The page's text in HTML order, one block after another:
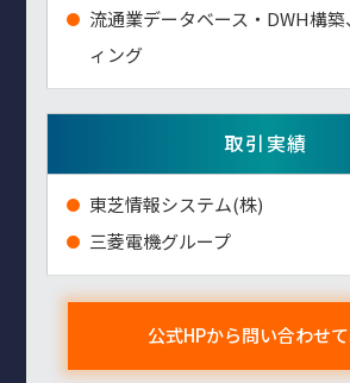
流通業データベース・DWH構
ィング
取引実績
東芝情報システム(株)
三菱電機グループ
公式HPから問い合わせ